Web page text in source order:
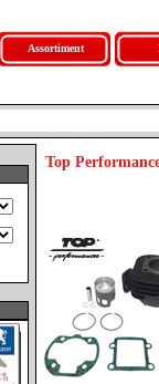
Assortiment
Top